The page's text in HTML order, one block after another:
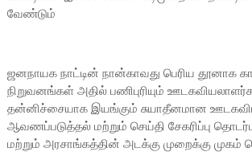
வேண்டும்
ஜனநாயக நாட்டின் நான்காவது பெரிய தூனாக
நிறுவனங்கள் அதில் பணிபுரியும்
தன்னிச்சையாக இயங்கும் சுயாதீனமான
ஆவணப்படுத்தல் மற்றும் செய்தி சேகரிப்பு
மற்றும் அரசாங்கத்தின் அடக்கு முறைக்கு முகம்